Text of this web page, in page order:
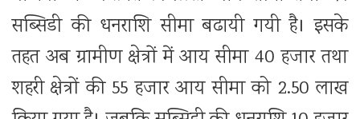
सब्सिडी की धनराशि सीमा बढायी गयी है। इसके
तहत अब ग्रामीण क्षेत्रों में आय सीमा 40 हजार तथा
शहरी क्षेत्रों की 55 हजार आय सीमा को 2.50 लाख